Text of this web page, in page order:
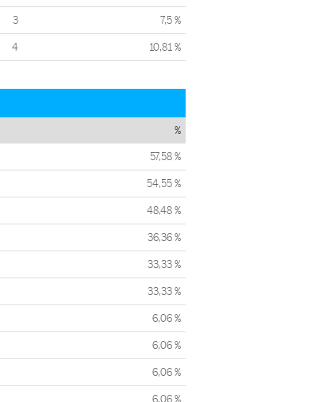
3 7,5 %
4 10,81 %
%
57,58 %
54,55 %
48,48 %
36,36 %
33,33 %
33,33 %
6,06 %
6,06 %
6,06 %
6,06 %